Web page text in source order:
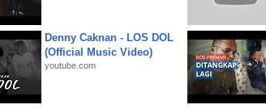
Denny Caknan - LOS DOL
(Official Music Video)
youtube.com